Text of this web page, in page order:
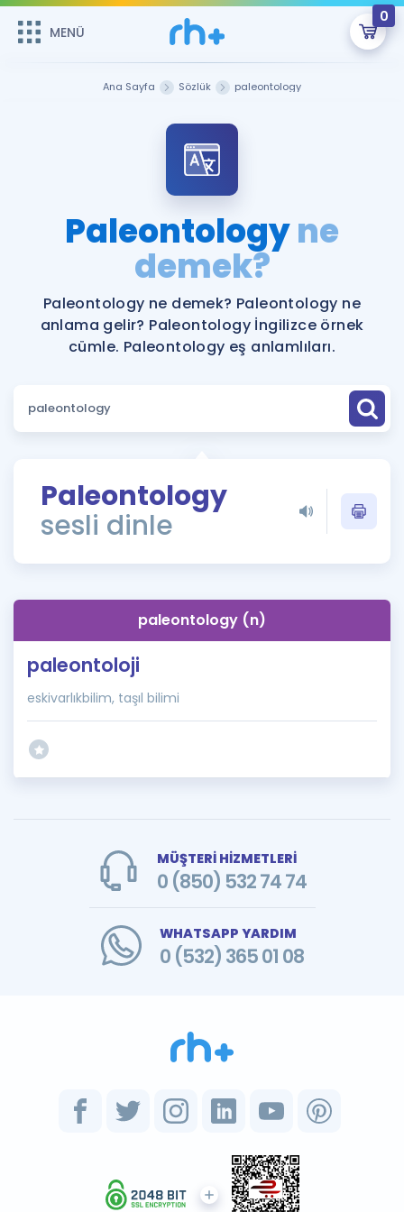
MENÜ
0
Şifremi Hatırlamıyorum
Sepetin Şu An Boş.
Remzi Hoca ile seni sınava hazırlayacak onlarca eğitim seni
bekliyor!
MENÜ
Katılımcı Görüşleri
Faydalı Araçlar
Ücretsiz Kaynaklar
Puan Hesaplama
ÖSYM Sınav Takvimi
Kampanyalar
İngilizce Gramer
İngilizce Gramer
Ana Sayfa Sözlük paleontology
Paleontologyne
demek?
Paleontology ne demek? Paleontology ne
anlama gelir? Paleontology İngilizce örnek
cümle. Paleontology eş anlamlıları.
Paleontology
sesli dinle
paleontology (n)
paleontoloji
eskivarlıkbilim, taşıl bilimi
MÜŞTERİ HİZMETLERİ
0 (850) 532 74 74
WHATSAPP YARDIM
0 (532) 365 01 08